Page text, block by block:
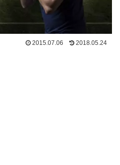
2015.07.06 2018.05.24